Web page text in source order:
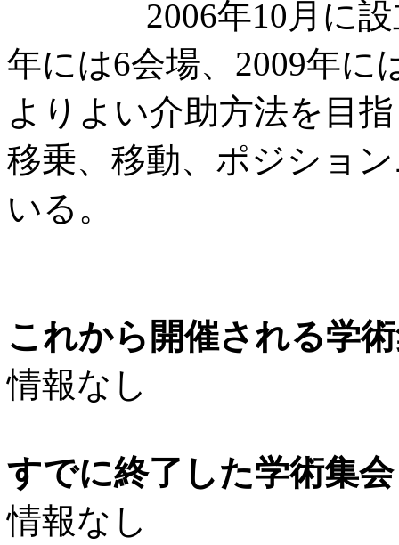
2006年10月に設立
年には6会場、2009年に
よりよい介助方法を目
移乗、移動、ポジショ
いる。
これから開催される学
情報なし
すでに終了した学術集
情報なし